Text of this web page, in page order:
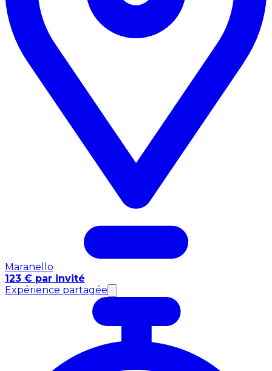
Maranello
123 € par invité
Expérience partagée